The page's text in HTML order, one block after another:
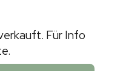
Für Info